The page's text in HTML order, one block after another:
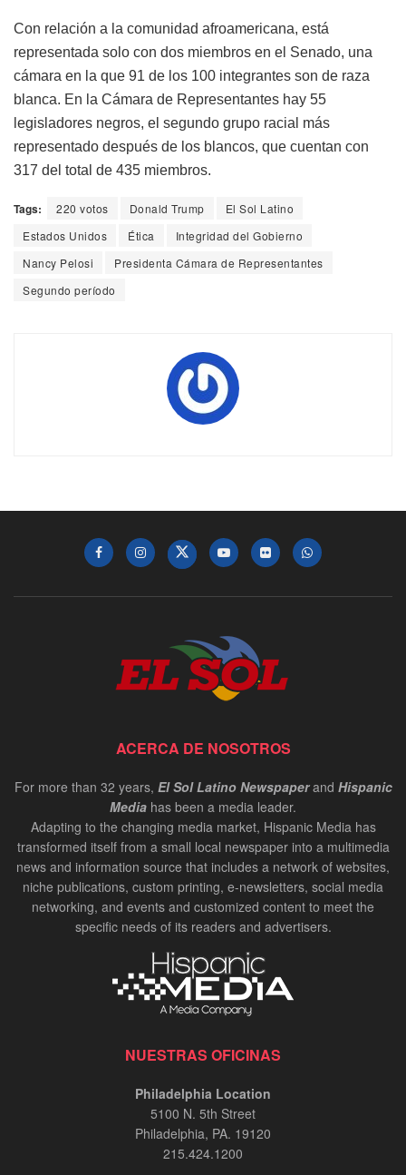
Con relación a la comunidad afroamericana, está
representada solo con dos miembros en el Senado, una
cámara en la que 91 de los 100 integrantes son de raza
blanca. En la Cámara de Representantes hay 55
legisladores negros, el segundo grupo racial más
representado después de los blancos, que cuentan con
317 del total de 435 miembros.
Tags: 220 votos Donald Trump
El Sol Latino
Estados Unidos
Ética
Integridad del Gobierno
Nancy Pelosi
Presidenta Cámara de Representantes
Segundo período
ACERCA DE NOSOTROS
For more than 32 years, El Sol Latino Newspaperand Hispanic
Media has been a media leader.
Adapting to the changing media market, Hispanic Media has
transformed itself from a small local newspaper into a multimedia
news and information source that includes a network of websites,
niche publications, custom printing, e-newsletters, social media
networking, and events and customized content to meet the
specific needs of its readers and advertisers.
NUESTRAS OFICINAS
Philadelphia Location
5100 N. 5th Street
Philadelphia, PA. 19120
215.424.1200